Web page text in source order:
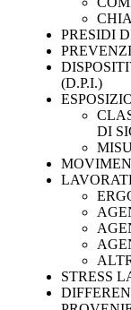
PRESIDI
(D.P.I.)
DI
STRESS